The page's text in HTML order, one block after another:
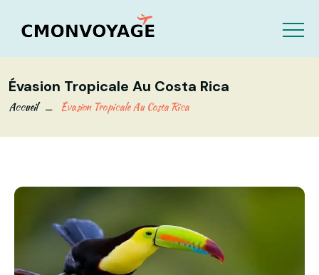
Évasion Tropicale Au Costa Rica
Accueil Évasion Tropicale Au Costa Rica